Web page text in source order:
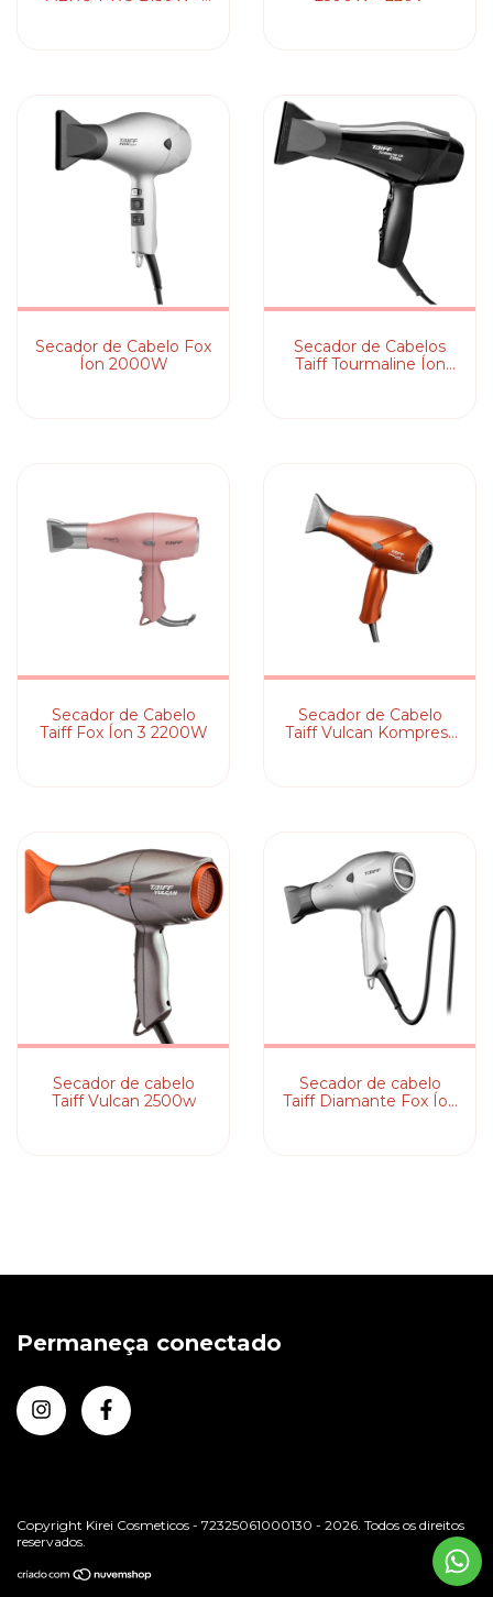
Secador de Cabelo Fox
Íon 2000W
Secador de Cabelos
Taiff Tourmaline Íon
Secador de Cabelo
Taiff Fox Íon 3 2200W
Secador de Cabelo
Taiff Vulcan Kompress
Secador de cabelo
Taiff Vulcan 2500w
Secador de cabelo
Taiff Diamante Fox Íon
Permaneça conectado
Copyright Kirei Cosmeticos - 72325061000130 - 2026. Todos os direitos
reservados.